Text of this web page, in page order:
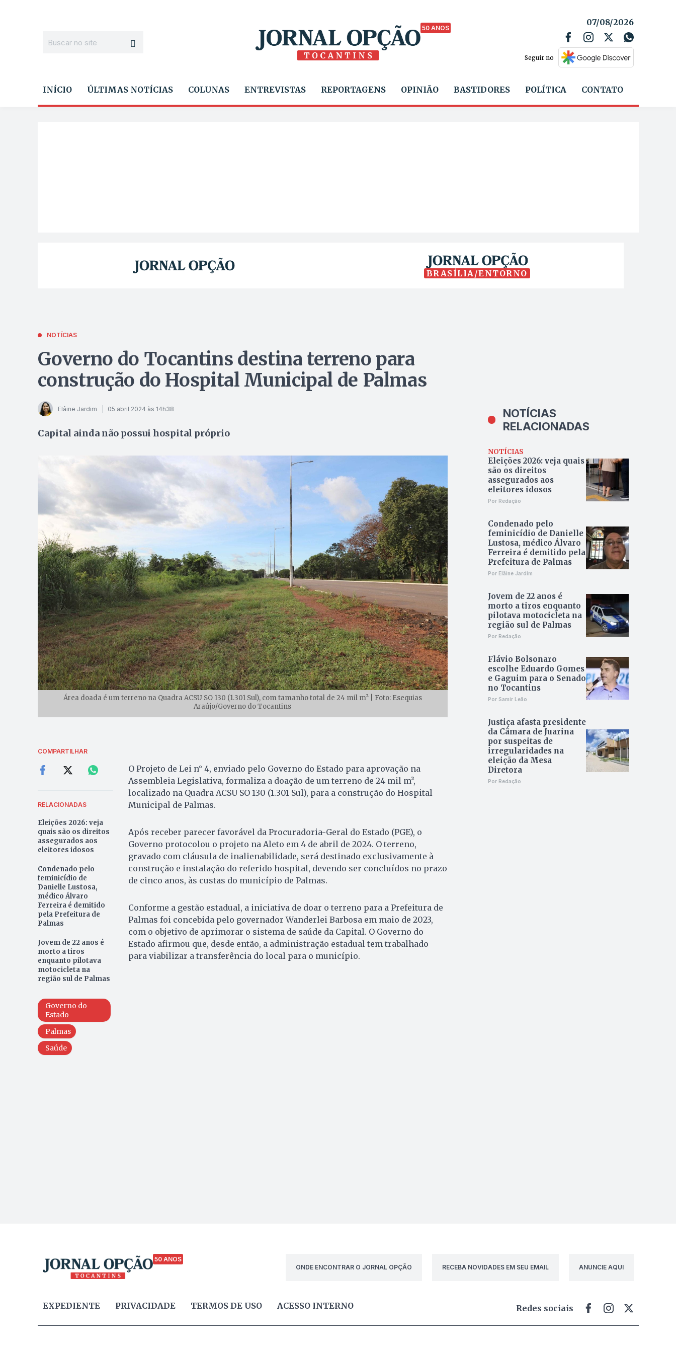
50 ANOS
07/08/2026
Seguir no
INÍCIO ÚLTIMAS NOTÍCIAS COLUNAS ENTREVISTAS REPORTAGENS OPINIÃO BASTIDORES POLÍTICA CONTATO
BRASÍLIA/ENTORNO
NOTÍCIAS
Governo do Tocantins destina terreno para
construção do Hospital Municipal de Palmas
Elâine Jardim 05 abril 2024 às 14h38
Capital ainda não possui hospital próprio
Área doada é um terreno na Quadra ACSU SO 130 (1.301 Sul), com tamanho total de 24 mil m² | Foto: Esequias
Araújo/Governo do Tocantins
COMPARTILHAR
RELACIONADAS
Eleições 2026: veja
quais são os direitos
assegurados aos
eleitores idosos
Condenado pelo
feminicídio de
Danielle Lustosa,
médico Álvaro
Ferreira é demitido
pela Prefeitura de
Palmas
Jovem de 22 anos é
morto a tiros
enquanto pilotava
motocicleta na
região sul de Palmas
Governo do
Estado
Palmas
Saúde
O Projeto de Lei n° 4, enviado pelo Governo do Estado para aprovação na
Assembleia Legislativa, formaliza a doação de um terreno de 24 mil m²,
localizado na Quadra ACSU SO 130 (1.301 Sul), para a construção do Hospital
Municipal de Palmas.
Após receber parecer favorável da Procuradoria-Geral do Estado (PGE), o
Governo protocolou o projeto na Aleto em 4 de abril de 2024. O terreno,
gravado com cláusula de inalienabilidade, será destinado exclusivamente à
construção e instalação do referido hospital, devendo ser concluídos no prazo
de cinco anos, às custas do município de Palmas.
Conforme a gestão estadual, a iniciativa de doar o terreno para a Prefeitura de
Palmas foi concebida pelo governador Wanderlei Barbosa em maio de 2023,
com o objetivo de aprimorar o sistema de saúde da Capital. O Governo do
Estado afirmou que, desde então, a administração estadual tem trabalhado
para viabilizar a transferência do local para o município.
NOTÍCIAS
RELACIONADAS
NOTÍCIAS
Eleições 2026: veja quais
são os direitos
assegurados aos
eleitores idosos
Por Redação
Condenado pelo
feminicídio de Danielle
Lustosa, médico Álvaro
Ferreira é demitido pela
Prefeitura de Palmas
Por Elâine Jardim
Jovem de 22 anos é
morto a tiros enquanto
pilotava motocicleta na
região sul de Palmas
Por Redação
Flávio Bolsonaro
escolhe Eduardo Gomes
e Gaguim para o Senado
no Tocantins
Por Samir Leão
Justiça afasta presidente
da Câmara de Juarina
por suspeitas de
irregularidades na
eleição da Mesa
Diretora
Por Redação
50 ANOS
ONDE ENCONTRAR O JORNAL OPÇÃO
RECEBA NOVIDADES EM SEU EMAIL ANUNCIE AQUI
EXPEDIENTE PRIVACIDADE TERMOS DE USO ACESSO INTERNO Redes sociais